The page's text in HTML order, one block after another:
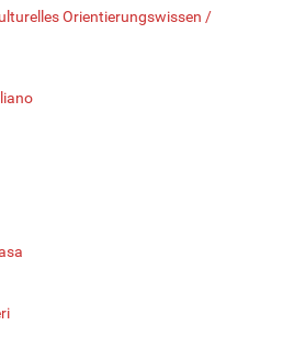
Orientierungswissen /